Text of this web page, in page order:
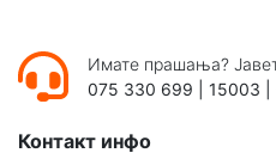
Имате прашања?
075 330 699
15003
Контакт инфо